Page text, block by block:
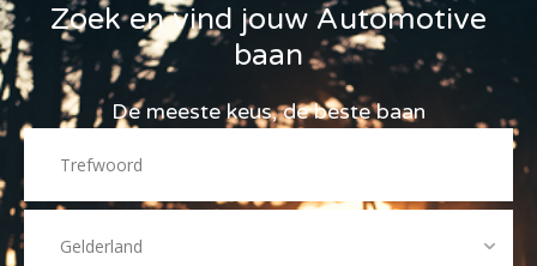
Zoek en vind jouw Automotive
baan
De meeste keus, de beste baan